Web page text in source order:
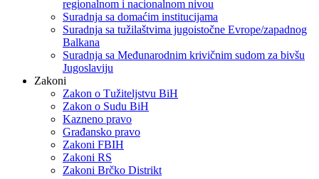
regionalnom i nacionalnom nivou
Suradnja sa domaćim institucijama
Suradnja sa tužilaštvima jugoistočne Evrope/zapadnog
Balkana
Suradnja sa Međunarodnim krivičnim sudom za bivšu
Jugoslaviju
Zakoni
Zakon o Тužiteljstvu BiH
Zakon o Sudu BiH
Kazneno pravo
Građansko pravo
Zakoni FBIH
Zakoni RS
Zakoni Brčko Distrikt